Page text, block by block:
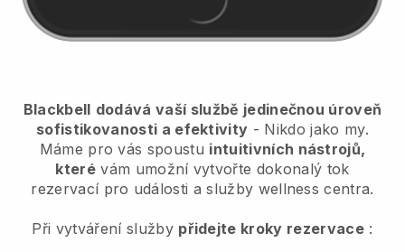
Blackbell dodává vaší službě jedinečnou úroveň
sofistikovanosti a efektivity - Nikdo jako my.
Máme pro vás spoustu intuitivních nástrojů,
které vám umožní vytvořte dokonalý tok
rezervací pro události a služby wellness centra.
Při vytváření služby přidejte kroky rezervace: